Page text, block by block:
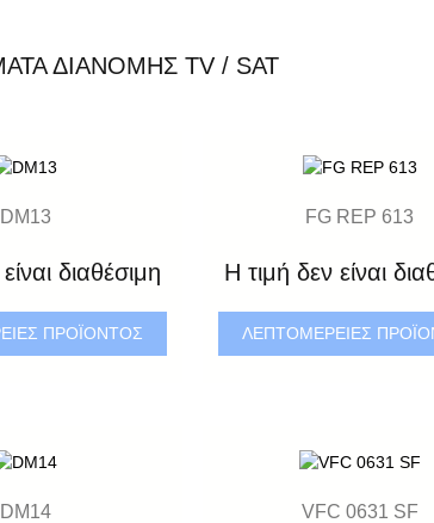
ΔΙΑΝΟΜΉΣ TV / SAT
DM13
διαθέσιμη
ΠΡΟΪΌΝΤΟΣ
FG REP 613
Η τιμή δεν είναι
ΛΕΠΤΟΜΈΡΕΙΕΣ
DM14 VFC 0631 SF